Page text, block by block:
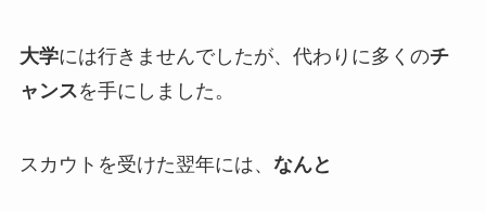
大学には行きませんでしたが、代わりに多くのチ
ャンスを手にしました。
スカウトを受けた翌年には、 なんと